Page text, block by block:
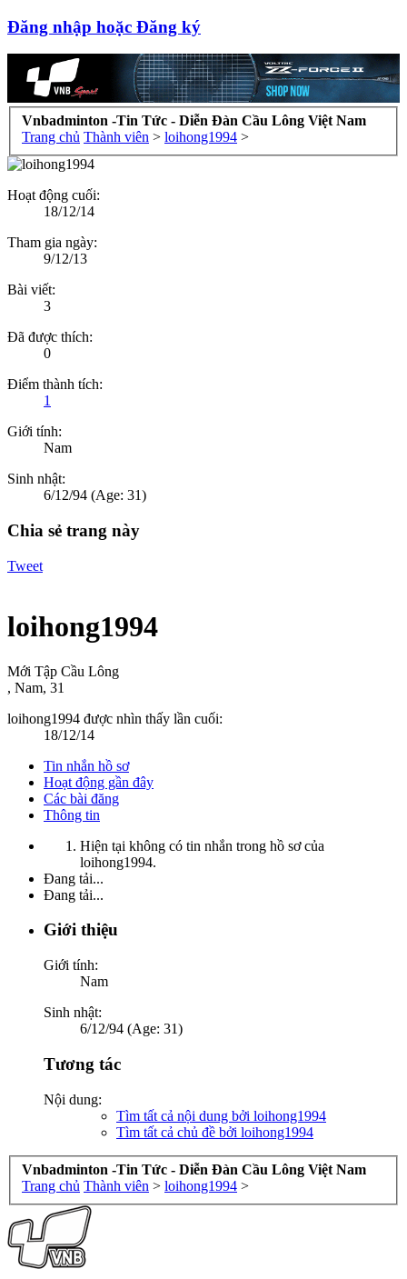
Đăng nhập hoặc Đăng ký
Vnbadminton -Tin Tức - Diễn Đàn Cầu Lông Việt Nam
Trang chủ Thành viên > loihong1994 >
Hoạt động cuối:
18/12/14
Tham gia ngày:
9/12/13
Bài viết:
3
Đã được thích:
0
Điểm thành tích:
1
Giới tính:
Nam
Sinh nhật:
6/12/94 (Age: 31)
Chia sẻ trang này
Tweet
loihong1994
Mới Tập Cầu Lông
, Nam, 31
loihong1994 được nhìn thấy lần cuối:
18/12/14
Tin nhắn hồ sơ
Hoạt động gần đây
Các bài đăng
Thông tin
Hiện tại không có tin nhắn trong hồ sơ của
loihong1994.
Đang tải...
Đang tải...
Giới thiệu
Giới tính:
Nam
Sinh nhật:
6/12/94 (Age: 31)
Tương tác
Nội dung:
Tìm tất cả nội dung bởi loihong1994
Tìm tất cả chủ đề bởi loihong1994
Vnbadminton -Tin Tức - Diễn Đàn Cầu Lông Việt Nam
Trang chủ Thành viên > loihong1994 >